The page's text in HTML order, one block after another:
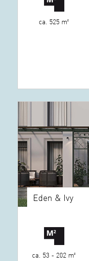
ca. 525 m²
Eden & Ivy
ca. 53 - 202 m²